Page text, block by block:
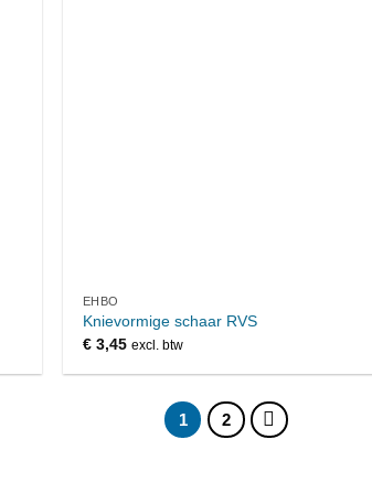
EHBO
Knievormige schaar RVS
€3,45 excl. btw
1 2